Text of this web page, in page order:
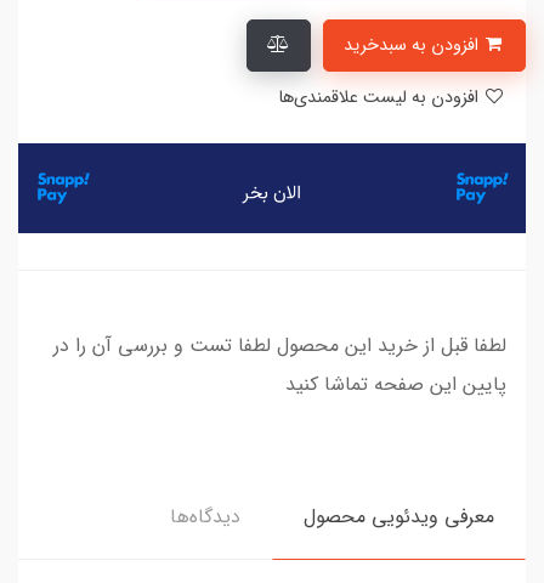
لطفا قبل از خرید این محصول لطفا تست و بررسی آن را در
پایین این صفحه تماشا کنید
معرفی ویدئویی محصول دیدگاه‌ها